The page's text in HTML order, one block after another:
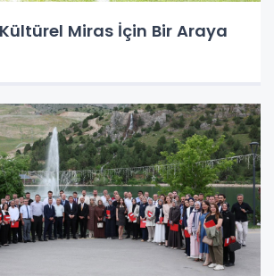
Miras İçin Bir Araya